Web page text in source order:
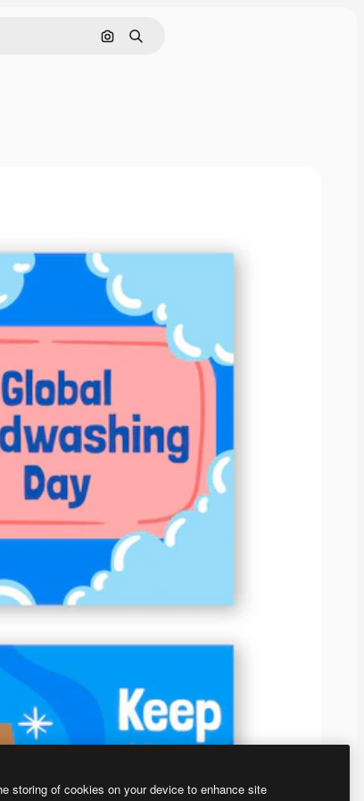
Поиск по изображению
Поиск
storing of cookies on your device to enhance site